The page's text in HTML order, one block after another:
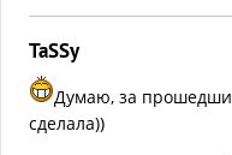
TaSSy
Думаю, за
сделала))